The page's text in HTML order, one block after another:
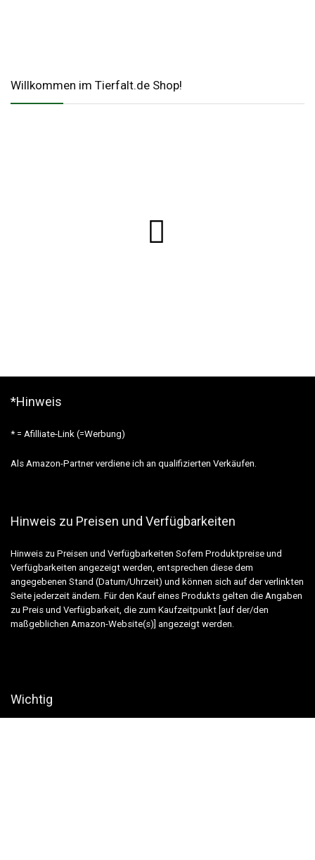
Willkommen im Tierfalt.de Shop!
*Hinweis
* = Afilliate-Link (=Werbung)
Als Amazon-Partner verdiene ich an qualifizierten Verkäufen.
Hinweis zu Preisen und Verfügbarkeiten
Hinweis zu Preisen und Verfügbarkeiten Sofern Produktpreise und
Verfügbarkeiten angezeigt werden, entsprechen diese dem
angegebenen Stand (Datum/Uhrzeit) und können sich auf der verlinkten
Seite jederzeit ändern. Für den Kauf eines Produkts gelten die Angaben
zu Preis und Verfügbarkeit, die zum Kaufzeitpunkt [auf der/den
maßgeblichen Amazon-Website(s)] angezeigt werden.
Wichtig